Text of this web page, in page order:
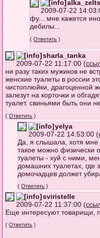
2009-07-22
фу... мне кажется
дебилы...
(Ответить )
sharla_tanka
2009-07-22 11:17:00 (
ни разу таких мужиков не
женские туалеты в россии
чистоплюйки, драгоценной
залезут на корточки и
туалет. свиньями быть они
(Ответить )
yelya
2009-07-22 14:53:00 (
Да, я слышала, хотя мне
такое можно физически
туалеты - хуй с ними,
домашних туалетах, где
домочадцев должет
(Ответить )
sviristelle
2009-07-22 11:37:00 (
Еще интересуют товарищи,
(Ответить )